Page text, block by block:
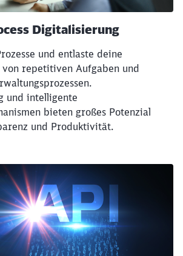
Digitalisierung
und entlaste deine
repetitiven Aufgaben und
und intelligente
bieten großes Potenzial
und Produktivität.